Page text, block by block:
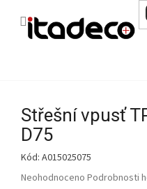
Střešní vpusť
D75
Kód: A015025075
Průměrné
Neohodnoceno Podrobnosti